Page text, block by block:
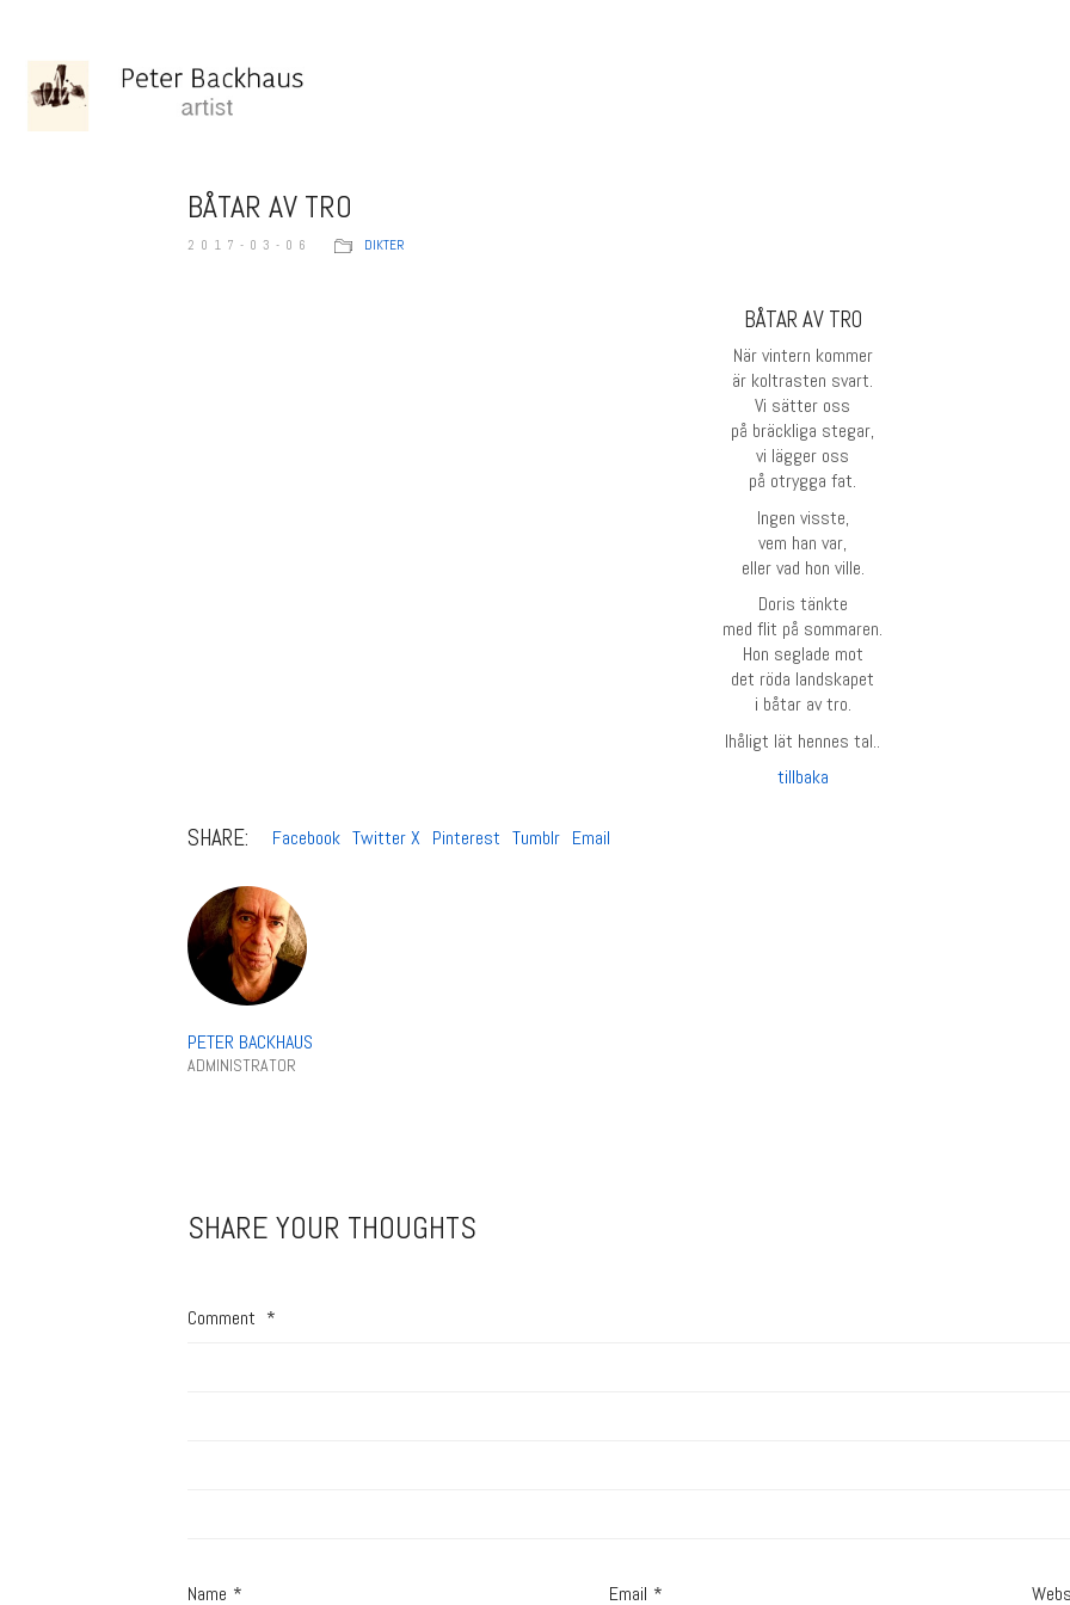
BÅTAR AV TRO
2017-03-06 DIKTER
BÅTAR AV TRO
När vintern kommer
är koltrasten svart.
Vi sätter oss
på bräckliga stegar,
vi lägger oss
på otrygga fat.
Ingen visste,
vem han var,
eller vad hon ville.
Doris tänkte
med flit på sommaren.
Hon seglade mot
det röda landskapet
i båtar av tro.
Ihåligt lät hennes tal..
tillbaka
SHARE: Facebook Twitter X Pinterest Tumblr Email
PETER BACKHAUS
ADMINISTRATOR
SHARE YOUR THOUGHTS
Comment *
Name * Email *